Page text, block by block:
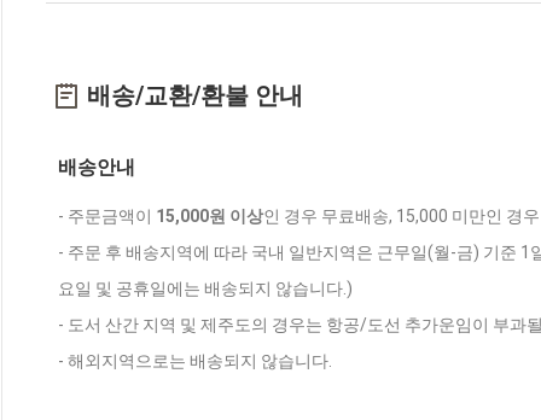
배송/교환/환불 안내
배송안내
- 주문금액이 15,000원 이상인 경우 무료배송, 15,000 미만인 경
- 주문 후 배송지역에 따라 국내 일반지역은 근무일(월-금) 기준
요일 및 공휴일에는 배송되지 않습니다.)
- 도서 산간 지역 및 제주도의 경우는 항공/도선 추가운임이 부과
- 해외지역으로는 배송되지 않습니다.